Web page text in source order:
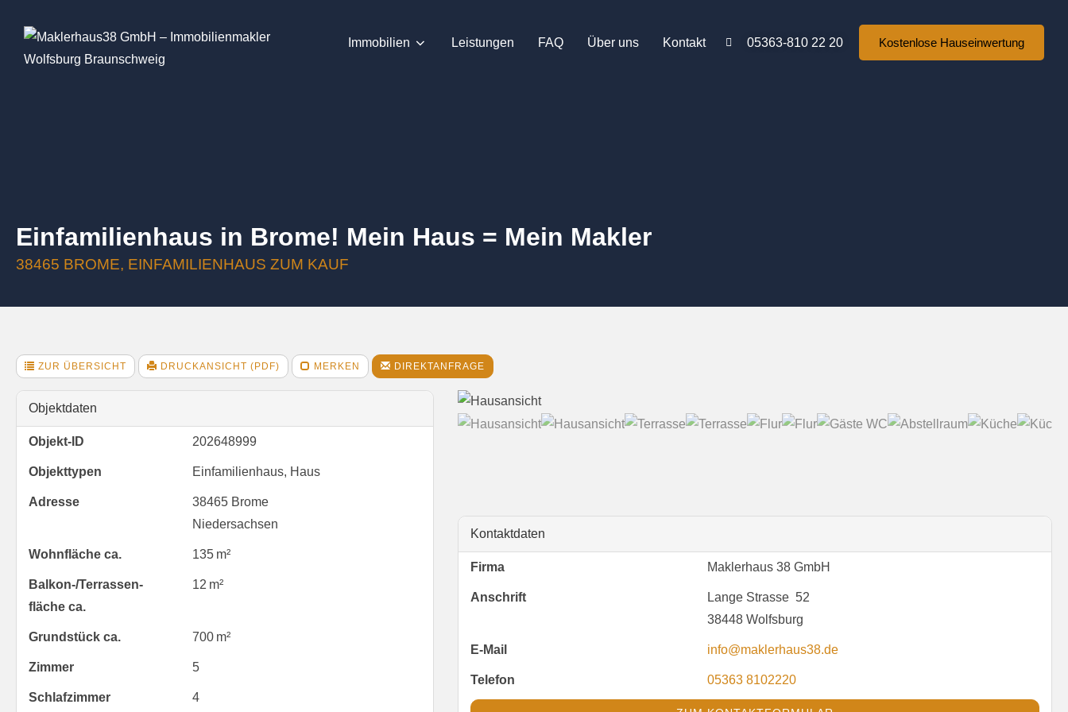
Immobilien Leistungen FAQ Über uns Kontakt 05363-810 22 20 Kostenlose Hauseinwertung
Einfamilienhaus in Brome! Mein Haus = Mein Makler
38465 BROME, EINFAMILIENHAUS ZUM KAUF
ZUR ÜBERSICHT DRUCKANSICHT (PDF) MERKEN DIREKTANFRAGE
Kontaktdaten
Firma Maklerhaus 38 GmbH
Anschrift
Lange Strasse 52
38448 Wolfsburg
E-Mail info@maklerhaus38.de
Telefon 05363 8102220
Objektdaten
Objekt-ID 202648999
Objekttypen Einfamilienhaus, Haus
Adresse
38465 Brome
Niedersachsen
Wohnfläche ca. 135 m²
Balkon-/Terrassen­
fläche ca.
12 m²
Grund­stück ca. 700 m²
Zimmer 5
Schlafzimmer 4